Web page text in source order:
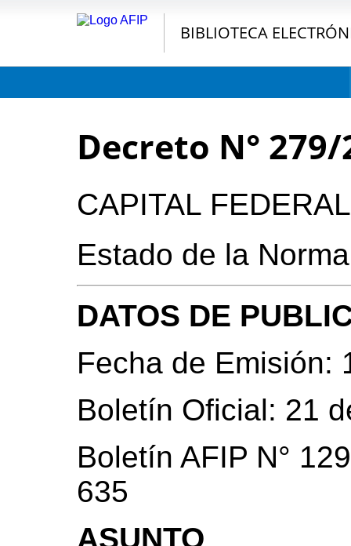
BIBLIOTECA
Decreto N° 279/
CAPITAL FEDERAL
Estado de la
DATOS DE
Fecha de Emisión:
Boletín Oficial: 21
Boletín AFIP N°
635
ASUNTO